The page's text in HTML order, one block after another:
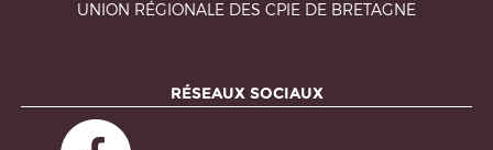
UNION RÉGIONALE DES CPIE DE BRETAGNE
RÉSEAUX SOCIAUX